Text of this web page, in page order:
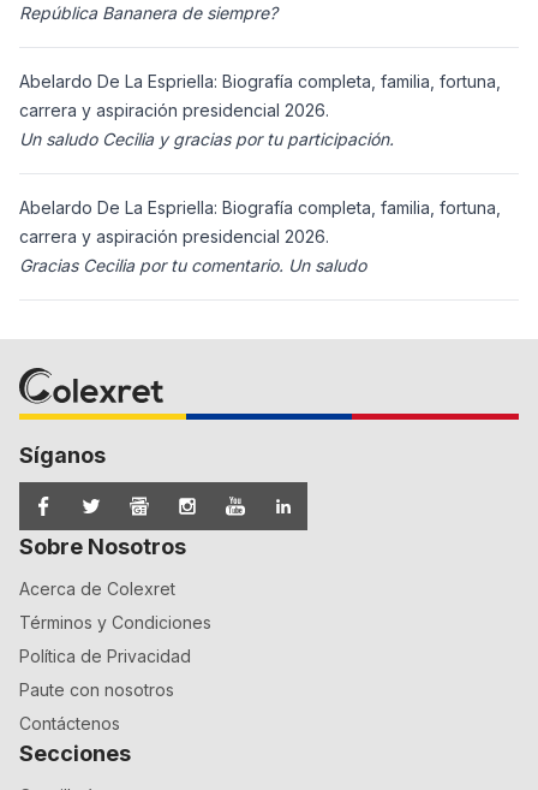
República Bananera de siempre?
Abelardo De La Espriella: Biografía completa, familia, fortuna,
carrera y aspiración presidencial 2026.
Un saludo Cecilia y gracias por tu participación.
Abelardo De La Espriella: Biografía completa, familia, fortuna,
carrera y aspiración presidencial 2026.
Gracias Cecilia por tu comentario. Un saludo
Síganos
Sobre Nosotros
Acerca de Colexret
Términos y Condiciones
Política de Privacidad
Paute con nosotros
Contáctenos
Secciones